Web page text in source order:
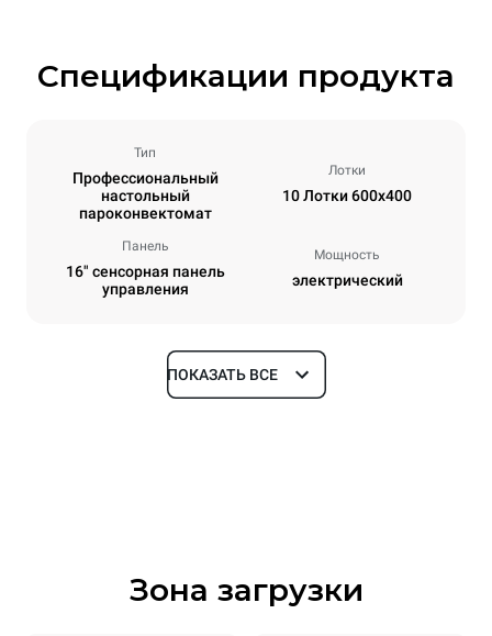
Спецификации продукта
Тип
Профессиональный
настольный
пароконвектомат
Лотки
10 Лотки 600x400
Панель
16" сенсорная панель
управления
Мощность
электрический
Размеры
Спецификации противней
ПОКАЗАТЬ ВСЕ
Зона загрузки